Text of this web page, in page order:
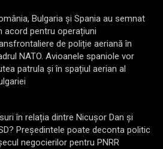
Bulgaria și Spania au semnat
acord pentru operațiuni
de poliție aeriană în
NATO. Avioanele spaniole vor
patrula și în spațiul aerian al
în relația dintre Nicușor Dan și
Președintele poate deconta politic
negocierilor pentru PNRR